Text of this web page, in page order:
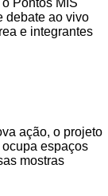
Pontos MIS
debate ao vivo
e integrantes
ação, o projeto
espaços
mostras